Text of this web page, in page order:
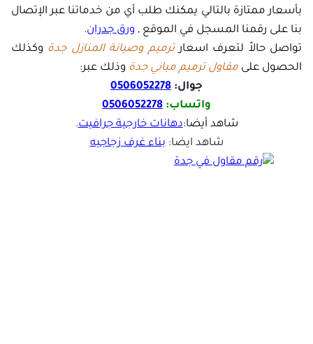
بأسعار ممتازة بالتالي يمكنك طلب أي من خدماتنا عبر الإتصال
بنا على رقمنا المسجل في الموقع , ورق جدران.
تواصل حالاً لتعرف اسعارترميم وصيانة المنازل جدة وكذلك
الحصول على مقاول ترميم مباني جدة وذلك عبر:
جوال: 0506052278
واتساب: 0506052278
شاهد أيضا:دهانات خارجية جرافيت.
شاهد ايضا:بناء غرف زجاجيه